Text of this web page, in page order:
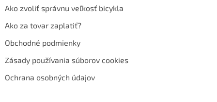
Ako zvoliť správnu veľkosť bicykla
Ako za tovar zaplatiť?
Obchodné podmienky
Zásady používania súborov cookies
Ochrana osobných údajov